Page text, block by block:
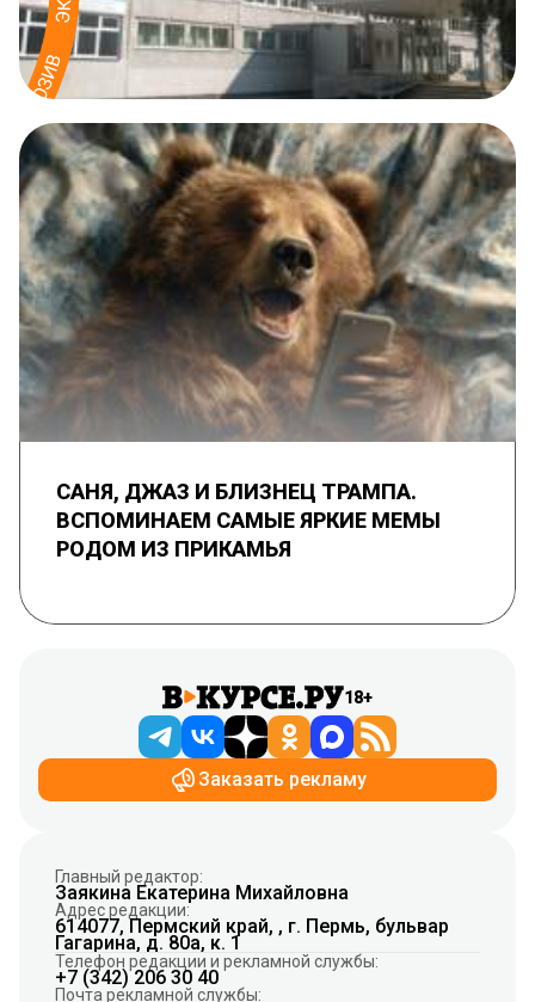
САНЯ, ДЖАЗ И БЛИЗНЕЦ ТРАМПА.
ВСПОМИНАЕМ САМЫЕ ЯРКИЕ МЕМЫ
РОДОМ ИЗ ПРИКАМЬЯ
18+
Заказать рекламу
Главный редактор:
Заякина Екатерина Михайловна
Адрес редакции:
614077, Пермский край, , г. Пермь, бульвар
Гагарина, д. 80а, к. 1
Телефон редакции и рекламной службы:
+7 (342) 206 30 40
Почта рекламной службы: